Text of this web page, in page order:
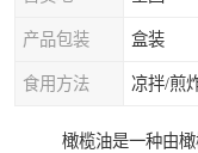
产品包装 盒装
食用方法 凉拌/煎
橄榄油是一种由